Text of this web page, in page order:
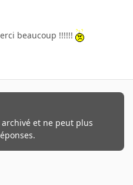
beaucoup !!!!!!
et ne peut plus